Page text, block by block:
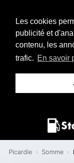
Les cookies
publicité et
contenu, les
trafic. En savoir
Picardie › Somme ›